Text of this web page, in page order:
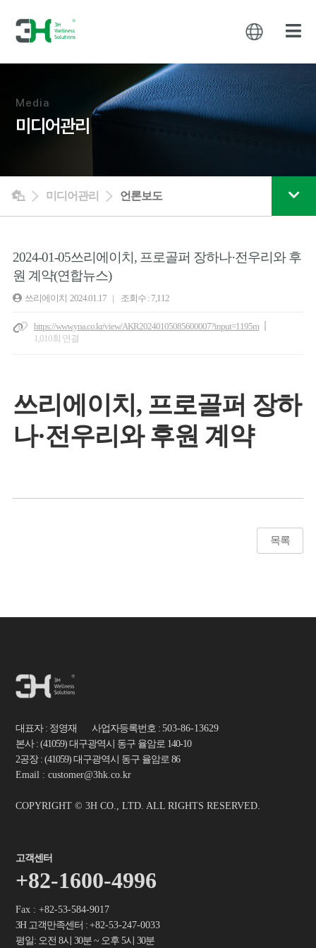
Media
미디어관리
미디어관리 언론보도
2024-01-05쓰리에이치, 프로골퍼 장하나·전우리와 후
원 계약(연합뉴스)
쓰리에이치 2024.01.17 | 조회수 : 7,112
https://www.yna.co.kr/view/AKR20240105085600007?input=1195m
1,010회 연결
쓰리에이치, 프로골퍼 장하
나·전우리와 후원 계약
목록
대표자 : 정영재 사업자등록번호 :503-86-13629
본사 : (41059) 대구광역시 동구 율암로 140-10
2공장 : (41059) 대구광역시 동구 율암로 86
Email : customer@3hk.co.kr
COPYRIGHT © 3H CO., LTD. ALL RIGHTS RESERVED.
고객센터
+82-1600-4996
Fax : +82-53-584-9017
3H 고객만족센터 :+82-53-247-0033
평일: 오전 8시 30분 ~ 오후 5시 30분